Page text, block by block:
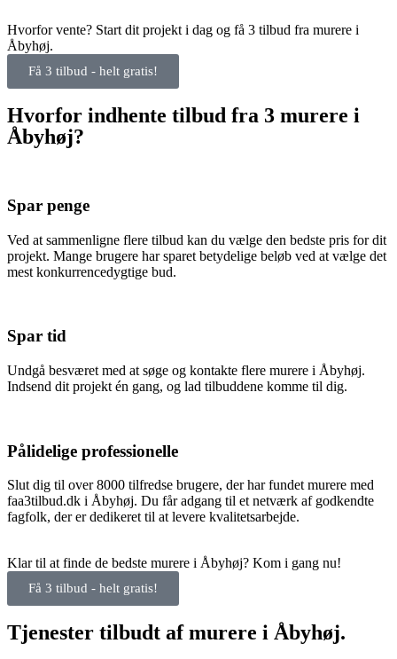
Hvorfor vente? Start dit projekt i dag og få 3 tilbud fra murere i
Åbyhøj.
Få 3 tilbud - helt gratis!
Hvorfor indhente tilbud fra 3 murere i
Åbyhøj?
Spar penge
Ved at sammenligne flere tilbud kan du vælge den bedste pris for dit
projekt. Mange brugere har sparet betydelige beløb ved at vælge det
mest konkurrencedygtige bud.
Spar tid
Undgå besværet med at søge og kontakte flere murere i Åbyhøj.
Indsend dit projekt én gang, og lad tilbuddene komme til dig.
Pålidelige professionelle
Slut dig til over 8000 tilfredse brugere, der har fundet murere med
faa3tilbud.dk i Åbyhøj. Du får adgang til et netværk af godkendte
fagfolk, der er dedikeret til at levere kvalitetsarbejde.
Klar til at finde de bedste murere i Åbyhøj? Kom i gang nu!
Få 3 tilbud - helt gratis!
Tjenester tilbudt af murere i Åbyhøj.